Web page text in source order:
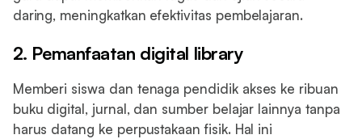
daring, meningkatkan efektivitas pembelajaran.
2. Pemanfaatan digital library
Memberi siswa dan tenaga pendidik akses ke ribuan
buku digital, jurnal, dan sumber belajar lainnya tanpa
harus datang ke perpustakaan fisik. Hal ini